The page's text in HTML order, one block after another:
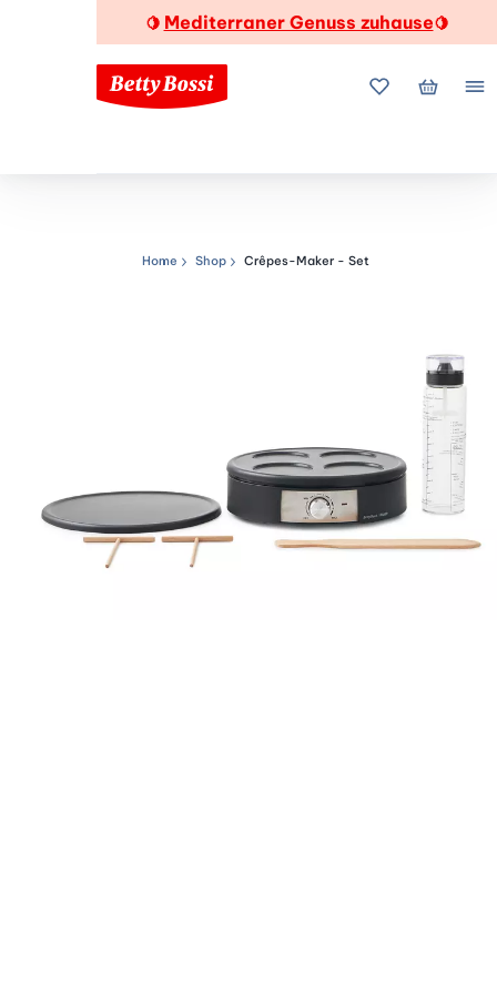
🍋 Mediterraner Genuss zuhause🍋
MeineMein
Navigationspfad
Home Shop Crêpes-Maker - Set